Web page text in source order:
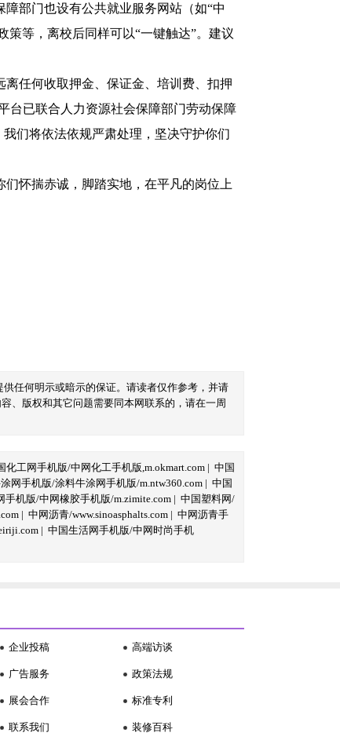
部门也设有公共就业服务网站（如“中
等，离校后同样可以“一键触达”。建议
任何收取押金、保证金、培训费、扣押
台已联合人力资源社会保障部门劳动保障
们将依法依规严肃处理，坚决守护你们
怀揣赤诚，脚踏实地，在平凡的岗位上
任何明示或暗示的保证。请读者仅作参考，并请
、版权和其它问题需要同本网联系的，请在一周
化工网手机版/中网化工手机版,m.okmart.com | 中国
网手机版/涂料牛涂网手机版/m.ntw360.com | 中国
手机版/中网橡胶手机版/m.zimite.com | 中国塑料网/
| 中网沥青/www.sinoasphalts.com | 中网沥青手
| 中国生活网手机版/中网时尚手机
企业投稿
广告服务
展会合作
联系我们
高端访谈
政策法规
标准专利
装修百科